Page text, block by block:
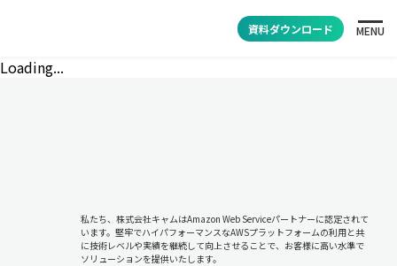
資料ダウンロード MENU
Loading...
私たち、株式会社キャムはAmazon Web Serviceパートナーに認定されて
います。堅牢でハイパフォーマンスなAWSプラットフォームの利用と共
に技術レベルや実績を継続して向上させることで、お客様に高い水準で
ソリューションを提供いたします。